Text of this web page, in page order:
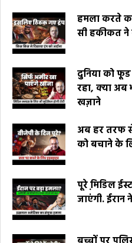
हमला करते
सी हकीकत ने
दुनिया को
रहा, क्या अब
खज़ाने
अब हर तरफ
को बचाने के
पूरे मि़डिल
जाएंगी. ईरान